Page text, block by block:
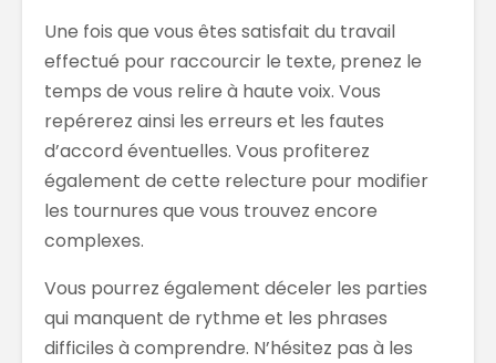
Une fois que vous êtes satisfait du travail
effectué pour raccourcir le texte, prenez le
temps de vous relire à haute voix. Vous
repérerez ainsi les erreurs et les fautes
d’accord éventuelles. Vous profiterez
également de cette relecture pour modifier
les tournures que vous trouvez encore
complexes.
Vous pourrez également déceler les parties
qui manquent de rythme et les phrases
difficiles à comprendre. N’hésitez pas à les